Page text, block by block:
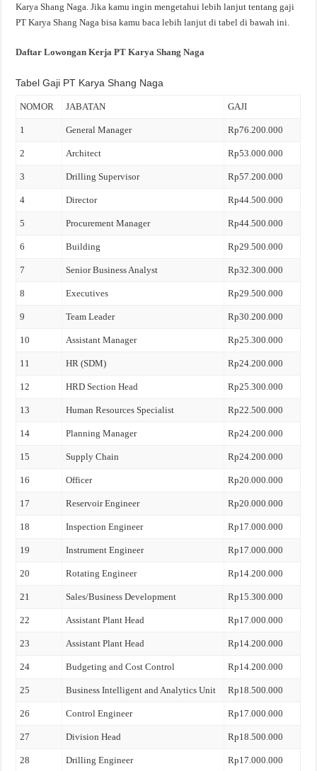
Karya Shang Naga. Jika kamu ingin mengetahui lebih lanjut tentang gaji
PT Karya Shang Naga bisa kamu baca lebih lanjut di tabel di bawah ini.
Daftar Lowongan Kerja PT Karya Shang Naga
Tabel Gaji PT Karya Shang Naga
NOMOR JABATAN GAJI
1 General Manager Rp76.200.000
2 Architect Rp53.000.000
3 Drilling Supervisor Rp57.200.000
4 Director Rp44.500.000
5 Procurement Manager Rp44.500.000
6 Building Rp29.500.000
7 Senior Business Analyst Rp32.300.000
8 Executives Rp29.500.000
9 Team Leader Rp30.200.000
10 Assistant Manager Rp25.300.000
11 HR (SDM) Rp24.200.000
12 HRD Section Head Rp25.300.000
13 Human Resources Specialist Rp22.500.000
14 Planning Manager Rp24.200.000
15 Supply Chain Rp24.200.000
16 Officer Rp20.000.000
17 Reservoir Engineer Rp20.000.000
18 Inspection Engineer Rp17.000.000
19 Instrument Engineer Rp17.000.000
20 Rotating Engineer Rp14.200.000
21 Sales/Business Development Rp15.300.000
22 Assistant Plant Head Rp17.000.000
23 Assistant Plant Head Rp14.200.000
24 Budgeting and Cost Control Rp14.200.000
25 Business Intelligent and Analytics Unit Rp18.500.000
26 Control Engineer Rp17.000.000
27 Division Head Rp18.500.000
28 Drilling Engineer Rp17.000.000